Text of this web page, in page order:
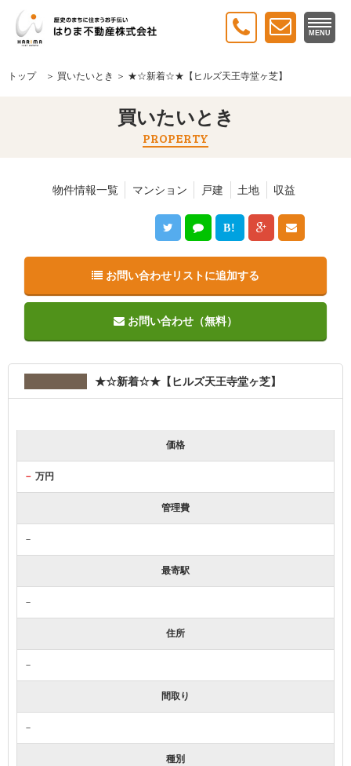
MENU
トップ＞ 買いたいとき ＞ ★☆新着☆★【ヒルズ天王寺堂ヶ芝】
買いたいとき
PROPERTY
物件情報一覧 マンション 戸建 土地 収益
B!
お問い合わせリストに追加する
お問い合わせ（無料）
★☆新着☆★【ヒルズ天王寺堂ヶ芝】
価格
－ 万円
管理費
－
最寄駅
－
住所
－
間取り
－
種別